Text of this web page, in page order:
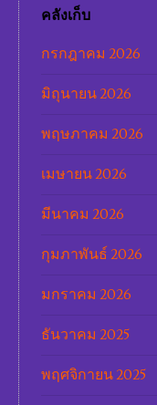
คลังเก็บ
กรกฎาคม 2026
มิถุนายน 2026
พฤษภาคม 2026
เมษายน 2026
มีนาคม 2026
กุมภาพันธ์ 2026
มกราคม 2026
ธันวาคม 2025
พฤศจิกายน 2025